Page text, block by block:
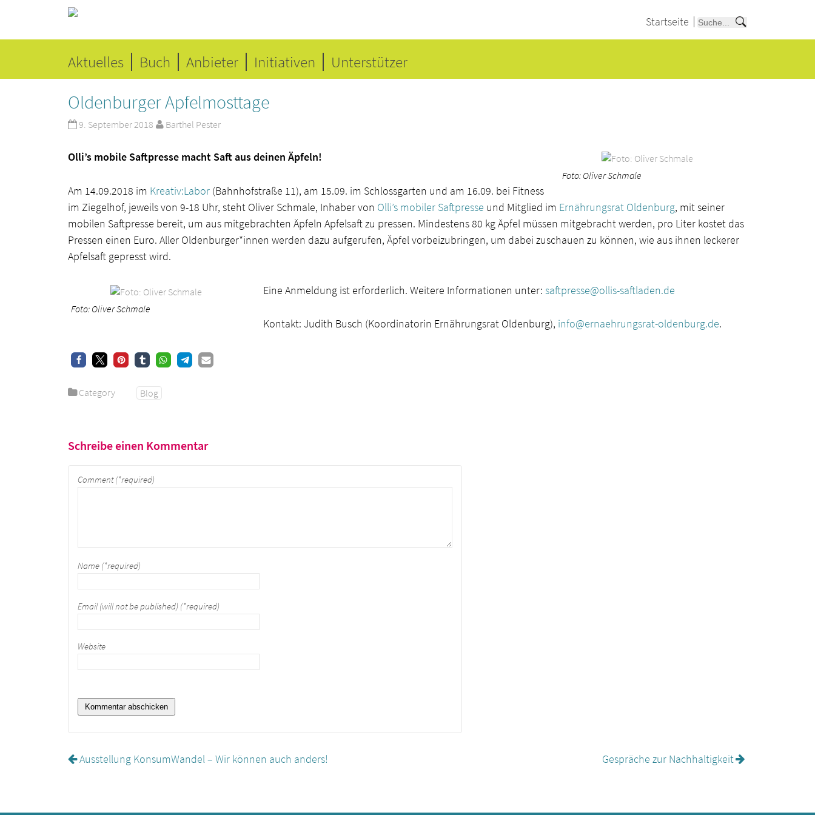
Startseite
Aktuelles Buch Anbieter Initiativen Unterstützer
Oldenburger Apfelmosttage
9. September 2018 Barthel Pester
Foto: Oliver Schmale
Olli’s mobile Saftpresse macht Saft aus deinen Äpfeln!
Am 14.09.2018 im Kreativ:Labor (Bahnhofstraße 11), am 15.09. im Schlossgarten und am 16.09. bei Fitness
im Ziegelhof, jeweils von 9-18 Uhr, steht Oliver Schmale, Inhaber von Olli’s mobiler Saftpresse und Mitglied im Ernährungsrat Oldenburg, mit seiner
mobilen Saftpresse bereit, um aus mitgebrachten Äpfeln Apfelsaft zu pressen. Mindestens 80 kg Äpfel müssen mitgebracht werden, pro Liter kostet das
Pressen einen Euro. Aller Oldenburger*innen werden dazu aufgerufen, Äpfel vorbeizubringen, um dabei zuschauen zu können, wie aus ihnen leckerer
Apfelsaft gepresst wird.
Foto: Oliver Schmale
Eine Anmeldung ist erforderlich. Weitere Informationen unter:saftpresse@ollis-saftladen.de
Kontakt: Judith Busch (Koordinatorin Ernährungsrat Oldenburg), info@ernaehrungsrat-oldenburg.de.
Category Blog
Schreibe einen Kommentar
Comment (*required)
Name (*required)
Email (will not be published) (*required)
Website
Ausstellung KonsumWandel – Wir können auch anders! Gespräche zur Nachhaltigkeit